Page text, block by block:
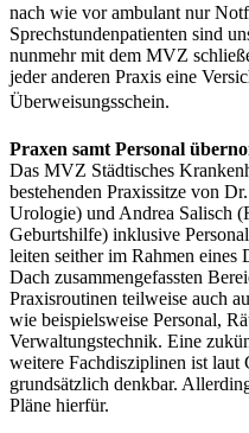
nach wie vor ambulant nur
Sprechstundenpatienten sind
nunmehr mit dem MVZ
jeder anderen Praxis eine
Überweisungsschein.
Praxen samt Personal
Das MVZ Städtisches
bestehenden Praxissitze von
Urologie) und Andrea Salisch
Geburtshilfe) inklusive
leiten seither im Rahmen eines
Dach zusammengefassten
Praxisroutinen teilweise auch
wie beispielsweise Personal,
Verwaltungstechnik. Eine
weitere Fachdisziplinen ist laut
grundsätzlich denkbar.
Pläne hierfür.